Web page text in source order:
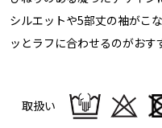
シルエットや5部丈の袖がこ
ッとラフに合わせるのがおす
取扱い